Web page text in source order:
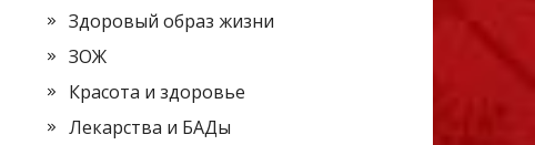
Здоровый образ жизни
ЗОЖ
Красота и здоровье
Лекарства и БАДы